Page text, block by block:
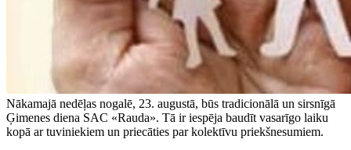
Nākamajā nedēļas nogalē, 23. augustā, būs tradicionālā un sirsnīgā
Ģimenes diena SAC «Rauda». Tā ir iespēja baudīt vasarīgo laiku
kopā ar tuviniekiem un priecāties par kolektīvu priekšnesumiem.